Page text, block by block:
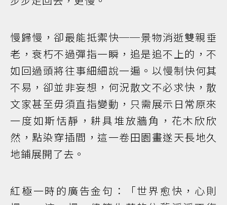
慢歸慢，卻最能抵禦快──景物消逝雙親垂
老，衰朽不過彈指一瞬，追是追不上的，不
如回過頭將往事細細說一遍。以慢制快何其
不易，卻並非妄想，何況散文不必求快，散
文家甚至毋須直指變動，只需展示日常原來
一度如斯恬靜，耕具堆放牆角，花木欣欣
然，點染穿插間，這一卷田園畫遂天長地久
地鋪展開了去。
紅極一時的廣告金句：「世界愈快，心則